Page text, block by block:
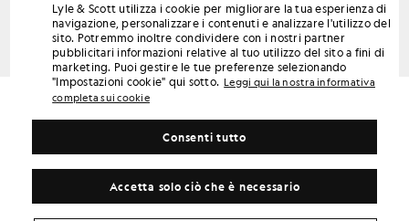
LYLE & SCOTT POLLOI
SS/2019
Lyle & Scott utilizza i cookie per migliorare la tua esperienza di
navigazione, personalizzare i contenuti e analizzare l'utilizzo del
sito. Potremmo inoltre condividere con i nostri partner
pubblicitari informazioni relative al tuo utilizzo del sito a fini di
marketing. Puoi gestire le tue preferenze selezionando
"Impostazioni cookie" qui sotto. Leggi qui la nostra informativa
completa sui cookie
Accetta solo ciò che è necessario
Consenti tutto